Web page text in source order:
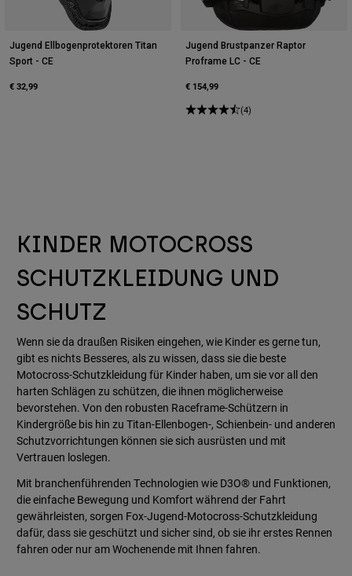
Jugend Ellbogenprotektoren Titan
Sport - CE
€ 32,99
Jugend Brustpanzer Raptor
Proframe LC - CE
€ 154,99
(4)
KINDER MOTOCROSS
SCHUTZKLEIDUNG UND
SCHUTZ
Wenn sie da draußen Risiken eingehen, wie Kinder es gerne tun,
gibt es nichts Besseres, als zu wissen, dass sie die beste
Motocross-Schutzkleidung für Kinder haben, um sie vor all den
harten Schlägen zu schützen, die ihnen möglicherweise
bevorstehen. Von den robusten Raceframe-Schützern in
Kindergröße bis hin zu Titan-Ellenbogen-, Schienbein- und anderen
Schutzvorrichtungen können sie sich ausrüsten und mit
Vertrauen loslegen.
Mit branchenführenden Technologien wie D3O® und Funktionen,
die einfache Bewegung und Komfort während der Fahrt
gewährleisten, sorgen Fox-Jugend-Motocross-Schutzkleidung
dafür, dass sie geschützt und sicher sind, ob sie ihr erstes Rennen
fahren oder nur am Wochenende mit Ihnen fahren.